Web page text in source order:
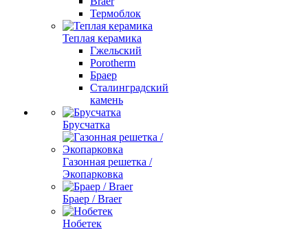
Термоблок
Теплая керамика
Гжельский
Porotherm
Браер
Сталинградский
камень
Брусчатка
Газонная решетка /
Экопарковка
Браер / Braer
Нобетек